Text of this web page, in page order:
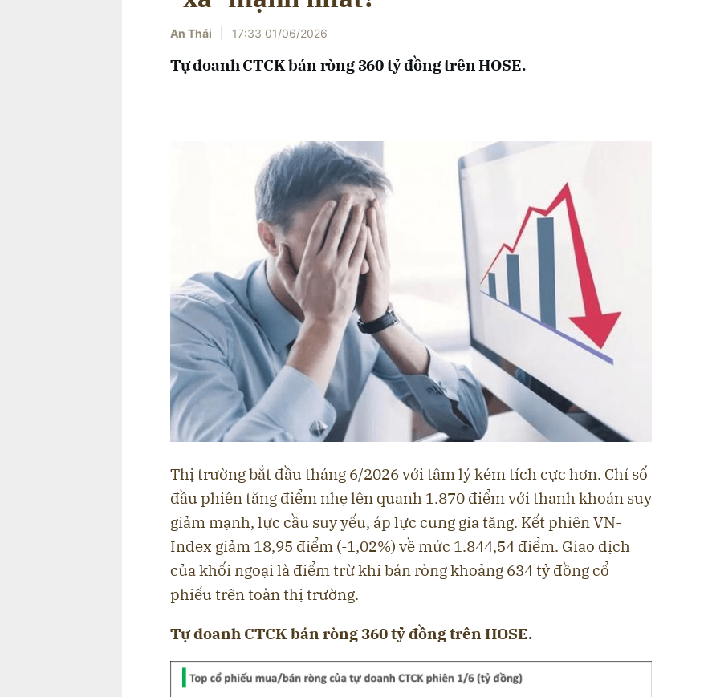
An Thái 17:33 01/06/2026
Tự doanh CTCK bán ròng 360 tỷ đồng trên HOSE.
Thị trường bắt đầu tháng 6/2026 với tâm lý kém tích cực hơn. Chỉ số
đầu phiên tăng điểm nhẹ lên quanh 1.870 điểm với thanh khoản suy
giảm mạnh, lực cầu suy yếu, áp lực cung gia tăng. Kết phiên VN-
Index giảm 18,95 điểm (-1,02%) về mức 1.844,54 điểm. Giao dịch
của khối ngoại là điểm trừ khi bán ròng khoảng 634 tỷ đồng cổ
phiếu trên toàn thị trường.
Tự doanh CTCK bán ròng 360 tỷ đồng trên HOSE.